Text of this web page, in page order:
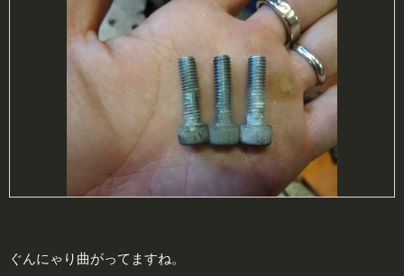
ぐんにゃり曲がってますね。